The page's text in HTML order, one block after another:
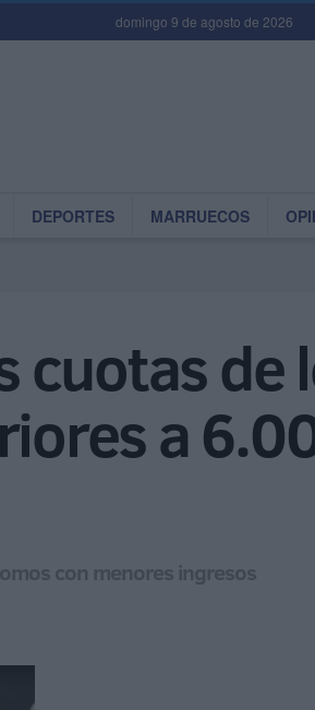
domingo 9 de agosto de 2026
DEPORTES MARRUECOS
cuotas de
a
con menores ingresos